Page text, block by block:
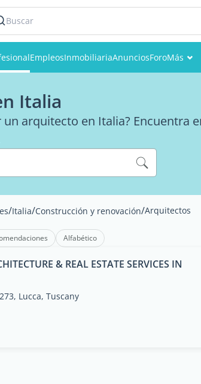
Buscar
EmpleosInmobiliariaAnunciosForoMás
Italia
arquitecto en Italia? Encuentra
/Italia/Construcción y renovación/Arquitectos
Alfabético
& REAL ESTATE SERVICES IN
Lucca, Tuscany